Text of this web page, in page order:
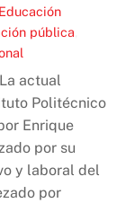
pública
actual
Politécnico
Enrique
por su
y laboral del
por